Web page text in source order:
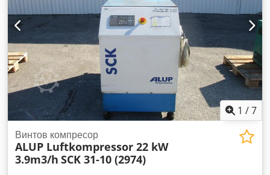
1 /7
Винтов компресор
ALUP Luftkompressor 22 kW
3.9m3/h SCK 31-10 (2974)